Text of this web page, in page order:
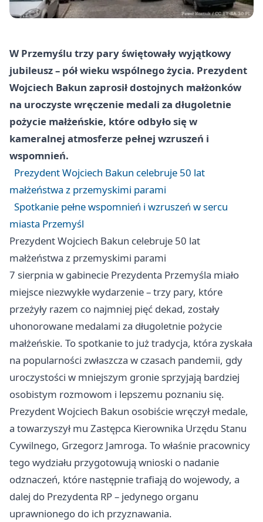
W Przemyślu trzy pary świętowały wyjątkowy
jubileusz – pół wieku wspólnego życia. Prezydent
Wojciech Bakun zaprosił dostojnych małżonków
na uroczyste wręczenie medali za długoletnie
pożycie małżeńskie, które odbyło się w
kameralnej atmosferze pełnej wzruszeń i
wspomnień.
Prezydent Wojciech Bakun celebruje 50 lat
małżeństwa z przemyskimi parami
Spotkanie pełne wspomnień i wzruszeń w sercu
miasta Przemyśl
Prezydent Wojciech Bakun celebruje 50 lat
małżeństwa z przemyskimi parami
7 sierpnia w gabinecie Prezydenta Przemyśla miało
miejsce niezwykłe wydarzenie – trzy pary, które
przeżyły razem co najmniej pięć dekad, zostały
uhonorowane medalami za długoletnie pożycie
małżeńskie. To spotkanie to już tradycja, która zyskała
na popularności zwłaszcza w czasach pandemii, gdy
uroczystości w mniejszym gronie sprzyjają bardziej
osobistym rozmowom i lepszemu poznaniu się.
Prezydent Wojciech Bakun osobiście wręczył medale,
a towarzyszył mu Zastępca Kierownika Urzędu Stanu
Cywilnego, Grzegorz Jamroga. To właśnie pracownicy
tego wydziału przygotowują wnioski o nadanie
odznaczeń, które następnie trafiają do wojewody, a
dalej do Prezydenta RP – jedynego organu
uprawnionego do ich przyznawania.